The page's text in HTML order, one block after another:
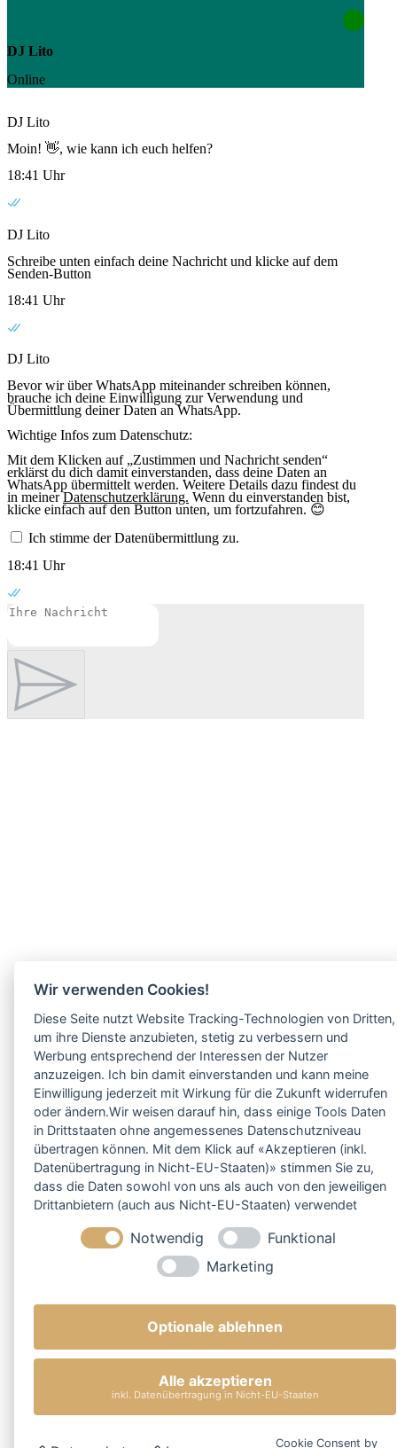
Wir verwenden Cookies!
Diese Seite nutzt Website Tracking-Technologien von Dritten,
um ihre Dienste anzubieten, stetig zu verbessern und
Werbung entsprechend der Interessen der Nutzer
anzuzeigen. Ich bin damit einverstanden und kann meine
Einwilligung jederzeit mit Wirkung für die Zukunft widerrufen
oder ändern.Wir weisen darauf hin, dass einige Tools Daten
in Drittstaaten ohne angemessenes Datenschutzniveau
übertragen können. Mit dem Klick auf «Akzeptieren (inkl.
Datenübertragung in Nicht-EU-Staaten)» stimmen Sie zu,
dass die Daten sowohl von uns als auch von den jeweiligen
Drittanbietern (auch aus Nicht-EU-Staaten) verwendet
selbstverständlich jederzeit ändern.
Notwendig
Funktional
Marketing
Optionale ablehnen
Alle akzeptieren
inkl. Datenübertragung in Nicht-EU-Staaten
Cookie Consent by
DJ Lito
Online
DJ Lito
Moin! 👋, wie kann ich euch helfen?
18:41 Uhr
DJ Lito
Schreibe unten einfach deine Nachricht und klicke auf dem
Senden-Button
18:41 Uhr
DJ Lito
Bevor wir über WhatsApp miteinander schreiben können,
brauche ich deine Einwilligung zur Verwendung und
Übermittlung deiner Daten an WhatsApp.
Wichtige Infos zum Datenschutz:
Mit dem Klicken auf „Zustimmen und Nachricht senden“
erklärst du dich damit einverstanden, dass deine Daten an
WhatsApp übermittelt werden. Weitere Details dazu findest du
in meinerDatenschutzerklärung. Wenn du einverstanden bist,
klicke einfach auf den Button unten, um fortzufahren. 😊
Ich stimme der Datenübermittlung zu.
18:41 Uhr